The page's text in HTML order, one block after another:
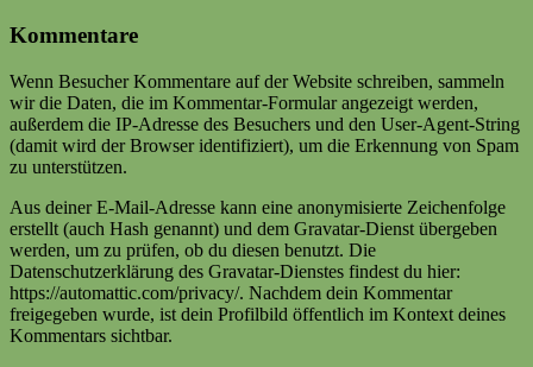
Kommentare
Wenn Besucher Kommentare auf der Website schreiben, sammeln
wir die Daten, die im Kommentar-Formular angezeigt werden,
außerdem die IP-Adresse des Besuchers und den User-Agent-String
(damit wird der Browser identifiziert), um die Erkennung von Spam
zu unterstützen.
Aus deiner E-Mail-Adresse kann eine anonymisierte Zeichenfolge
erstellt (auch Hash genannt) und dem Gravatar-Dienst übergeben
werden, um zu prüfen, ob du diesen benutzt. Die
Datenschutzerklärung des Gravatar-Dienstes findest du hier:
https://automattic.com/privacy/. Nachdem dein Kommentar
freigegeben wurde, ist dein Profilbild öffentlich im Kontext deines
Kommentars sichtbar.